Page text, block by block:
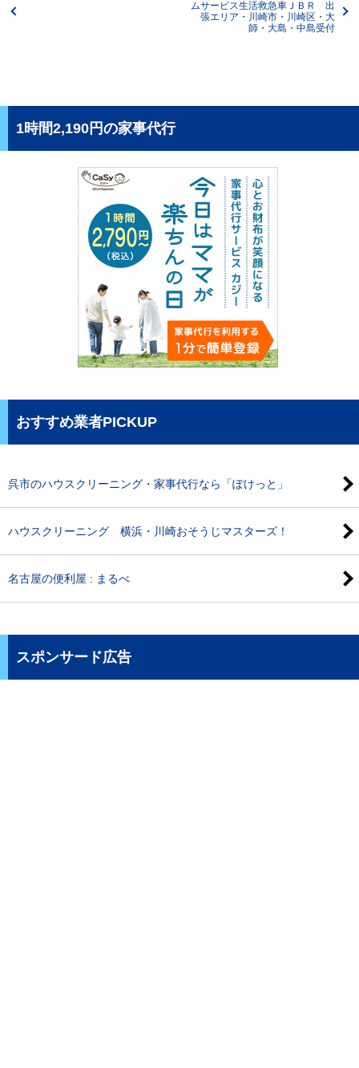
ムサービス生活救急車ＪＢＲ 出
張エリア・川崎市・川崎区・大
師・大島・中島受付
1時間2,190円の家事代行
おすすめ業者PICKUP
呉市のハウスクリーニング・家事代行なら「ぽけっと」
ハウスクリーニング 横浜・川崎おそうじマスターズ！
名古屋の便利屋 : まるべ
スポンサード広告